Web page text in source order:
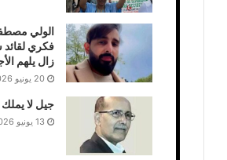
الولي
فكري
زال يلهم
20 يونيو 2026
جيل لا يملك
13 يونيو 2026